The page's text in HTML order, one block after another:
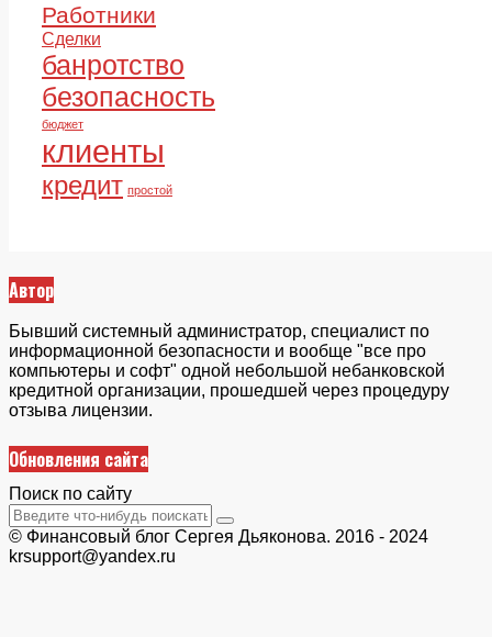
Работники
Сделки
банротство
безопасность
бюджет
клиенты
кредит простой
Автор
Бывший системный администратор, специалист по
информационной безопасности и вообще "все про
компьютеры и софт" одной небольшой небанковской
кредитной организации, прошедшей через процедуру
отзыва лицензии.
Обновления сайта
Поиск по сайту
© Финансовый блог Сергея Дьяконова. 2016 - 2024
krsupport@yandex.ru